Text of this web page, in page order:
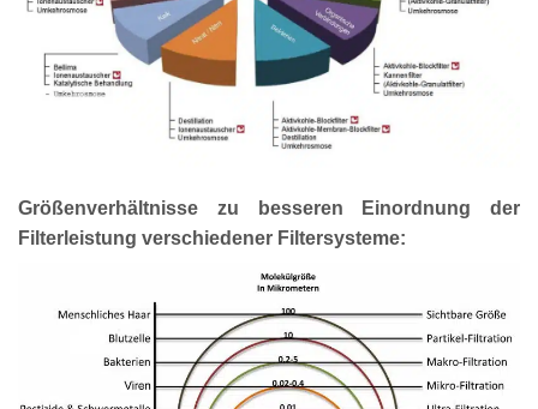
Größenverhältnisse zu besseren Einordnung der
Filterleistung verschiedener Filtersysteme: